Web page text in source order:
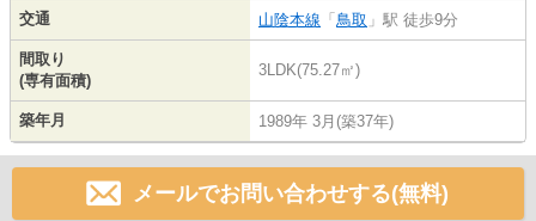
交通 山陰本線 「 鳥取 」駅 徒歩9分
間取り
(専有面積)
3LDK(75.27㎡)
築年月 1989年 3月(築37年)
メールでお問い合わせする(無料)